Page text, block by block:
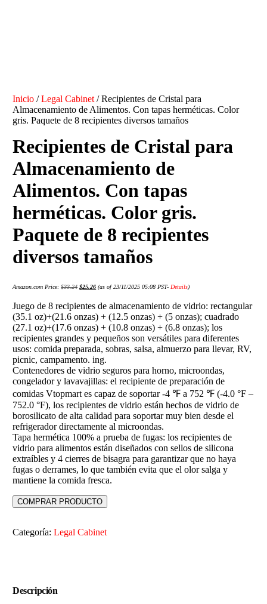
Inicio /Legal Cabinet / Recipientes de Cristal para
Almacenamiento de Alimentos. Con tapas herméticas. Color
gris. Paquete de 8 recipientes diversos tamaños
Recipientes de Cristal para
Almacenamiento de
Alimentos. Con tapas
herméticas. Color gris.
Paquete de 8 recipientes
diversos tamaños
Amazon.com Price:$33.24 $25.26 (as of 23/11/2025 05:08 PST-Details)
Juego de 8 recipientes de almacenamiento de vidrio: rectangular
(35.1 oz)+(21.6 onzas) + (12.5 onzas) + (5 onzas); cuadrado
(27.1 oz)+(17.6 onzas) + (10.8 onzas) + (6.8 onzas); los
recipientes grandes y pequeños son versátiles para diferentes
usos: comida preparada, sobras, salsa, almuerzo para llevar, RV,
picnic, campamento. ing.
Contenedores de vidrio seguros para horno, microondas,
congelador y lavavajillas: el recipiente de preparación de
comidas Vtopmart es capaz de soportar -4 ℉ a 752 ℉ (-4.0 °F –
752.0 °F), los recipientes de vidrio están hechos de vidrio de
borosilicato de alta calidad para soportar muy bien desde el
refrigerador directamente al microondas.
Tapa hermética 100% a prueba de fugas: los recipientes de
vidrio para alimentos están diseñados con sellos de silicona
extraíbles y 4 cierres de bisagra para garantizar que no haya
fugas o derrames, lo que también evita que el olor salga y
mantiene la comida fresca.
COMPRAR PRODUCTO
Categoría:Legal Cabinet
Descripción